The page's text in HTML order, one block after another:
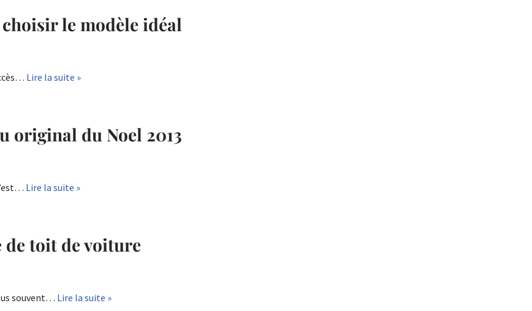
le modèle idéal
Lire la suite »
original du Noel 2013
Lire la suite »
toit de voiture
souvent… Lire la suite »